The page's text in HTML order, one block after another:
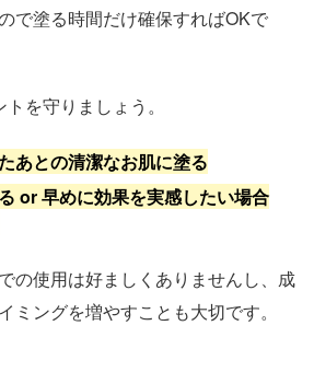
で塗る時間だけ確保すればOKで
を守りましょう。
あとの清潔なお肌に塗る
or 早めに効果を実感したい場合
の使用は好ましくありませんし、成
ミングを増やすことも大切です。